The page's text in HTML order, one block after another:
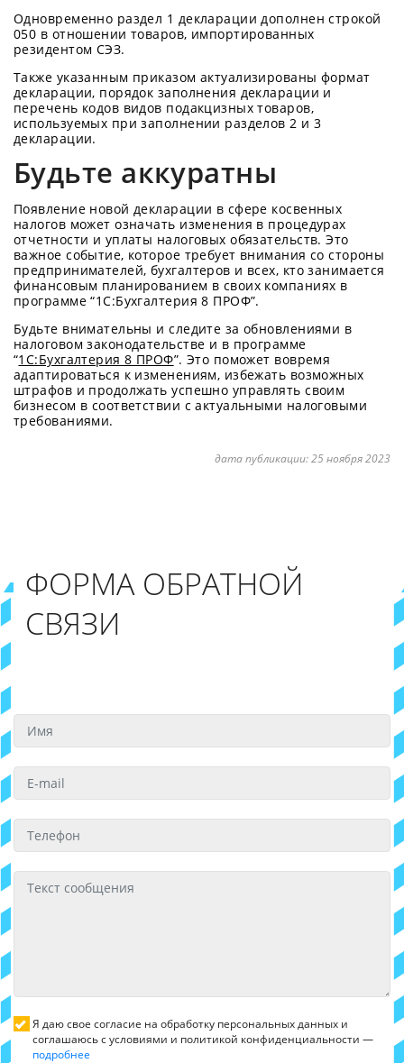
Одновременно раздел 1 декларации дополнен строкой
050 в отношении товаров, импортированных
резидентом СЭЗ.
Также указанным приказом актуализированы формат
декларации, порядок заполнения декларации и
перечень кодов видов подакцизных товаров,
используемых при заполнении разделов 2 и 3
декларации.
Будьте аккуратны
Появление новой декларации в сфере косвенных
налогов может означать изменения в процедурах
отчетности и уплаты налоговых обязательств. Это
важное событие, которое требует внимания со стороны
предпринимателей, бухгалтеров и всех, кто занимается
финансовым планированием в своих компаниях в
программе “1С:Бухгалтерия 8 ПРОФ”.
Будьте внимательны и следите за обновлениями в
налоговом законодательстве и в программе
“1С:Бухгалтерия 8 ПРОФ”. Это поможет вовремя
адаптироваться к изменениям, избежать возможных
штрафов и продолжать успешно управлять своим
бизнесом в соответствии с актуальными налоговыми
требованиями.
дата публикации:25 ноября 2023
ФОРМА ОБРАТНОЙ
СВЯЗИ
Я даю свое согласие на обработку персональных данных и
соглашаюсь с условиями и политикой конфиденциальности —
подробнее